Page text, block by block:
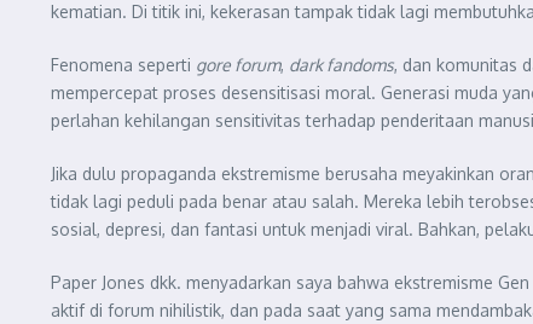
kematian. Di titik ini, kekerasan tampak tidak lagi
Fenomena seperti gore forum, dark fandoms, dan komunitas
mempercepat proses desensitisasi moral. Generasi muda
perlahan kehilangan sensitivitas terhadap penderitaan
Jika dulu propaganda ekstremisme berusaha meyakinkan
tidak lagi peduli pada benar atau salah. Mereka lebih
sosial, depresi, dan fantasi untuk menjadi viral. Bahkan,
Paper Jones dkk. menyadarkan saya bahwa ekstremisme
aktif di forum nihilistik, dan pada saat yang sama